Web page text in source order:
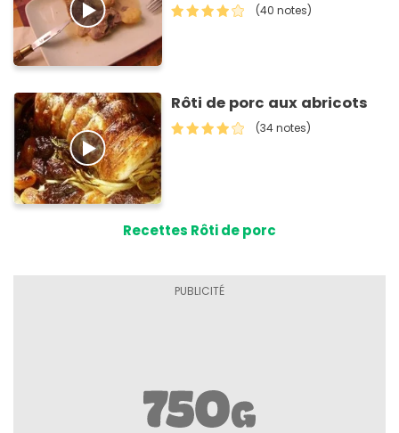
(40 notes)
Rôti de porc aux abricots
(34 notes)
Recettes Rôti de porc